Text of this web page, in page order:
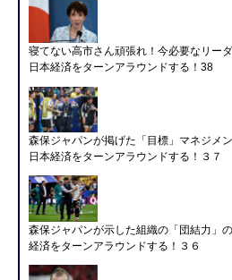
寝てない高市さん頑張れ！今必要なリー
日本経済をターンアラウンドする！38
森保ジャパンが掲げた「目標」マネジメ
日本経済をターンアラウンドする！３７
森保ジャパンが示した組織の「団結力」
経済をターンアラウンドする！３６